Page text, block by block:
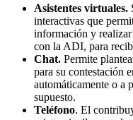
Asistentes virtuales.
interactivas que
información y realizar
con la ADI, para
Chat. Permite
para su contestación
automáticamente o a
supuesto.
Teléfono. El